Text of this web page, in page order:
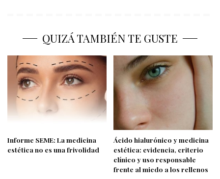
QUIZÁ TAMBIÉN TE GUSTE
Informe SEME: La medicina
estética no es una frivolidad
Ácido hialurónico y medicina
estética: evidencia, criterio
clínico y uso responsable
frente al miedo a los rellenos